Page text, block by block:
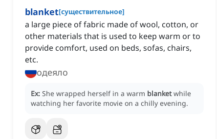
blanket[существительное]
a large piece of fabric made of wool, cotton, or
other materials that is used to keep warm or to
provide comfort, used on beds, sofas, chairs,
etc.
одеяло
Ex: She wrapped herself in a warm blanket while
watching her favorite movie on a chilly evening.